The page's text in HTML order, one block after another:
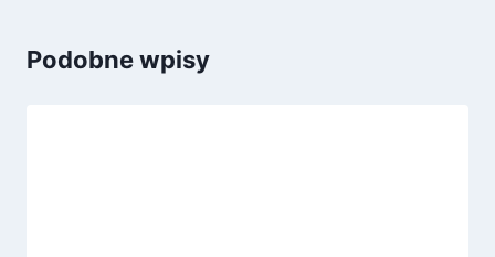
Podobne wpisy